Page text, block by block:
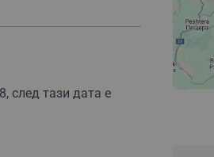
повод.
след тази дата е